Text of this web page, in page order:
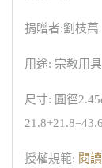
捐贈者:劉枝萬
用途: 宗教用具
尺寸: 圓徑
授權規範: 閱